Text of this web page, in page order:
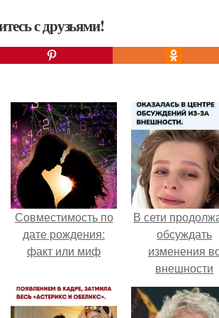
с друзьями!
Совместимость по
дате рождения:
факт или миф
В сети
обсуждать
изменения
внешности
актрисы.